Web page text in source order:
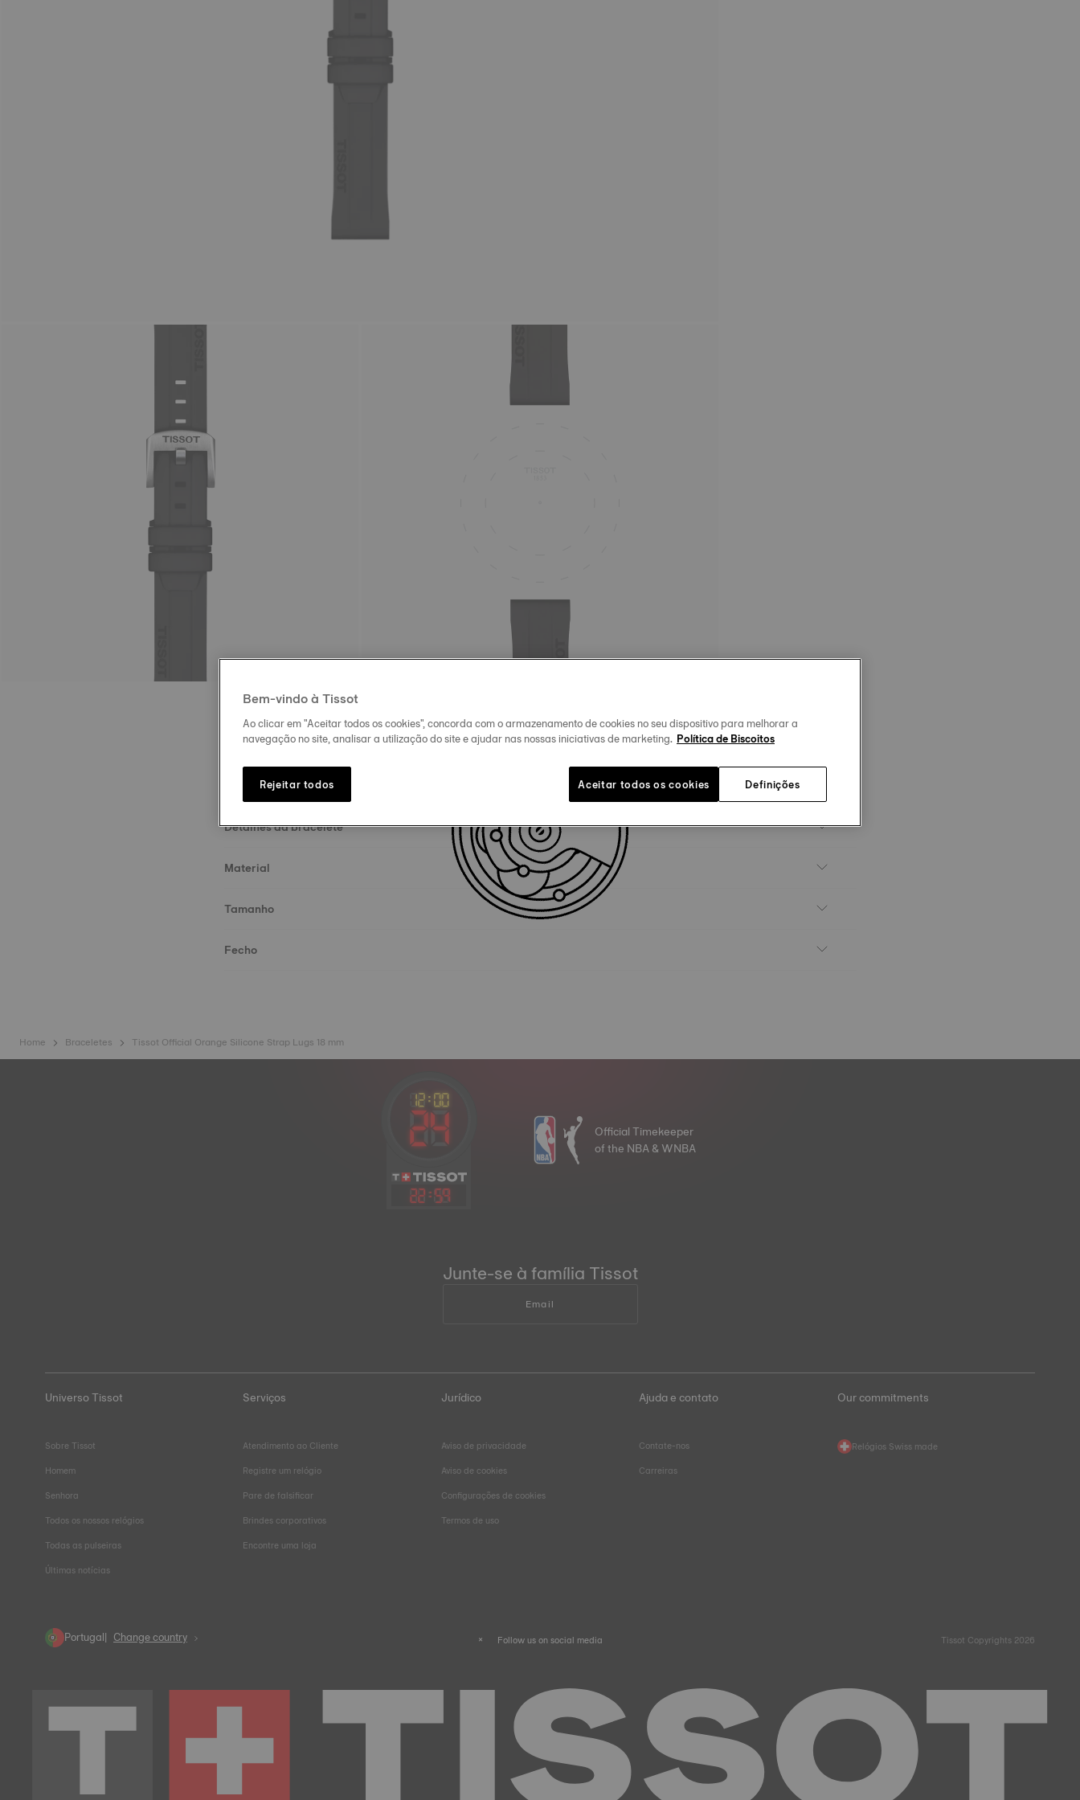
Especificidades técnicas
Detalhes da bracelete
Material
Tamanho
Fecho
Home Braceletes Tissot Official Orange Silicone Strap Lugs 18 mm
22:59
Official Timekeeper
of the NBA & WNBA
Junte-se à família Tissot
Email
Universo Tissot
Sobre Tissot
Homem
Senhora
Todos os nossos relógios
Todas as pulseiras
Últimas notícias
Serviços
Atendimento ao Cliente
Registre um relógio
Pare de falsificar
Brindes corporativos
Encontre uma loja
Jurídico
Aviso de privacidade
Aviso de cookies
Configurações de cookies
Termos de uso
Ajuda e contato
Contate-nos
Carreiras
Our commitments
Relógios Swiss made
Portugal Change country Follow us on social media Tissot Copyrights 2026
Bem-vindo à Tissot
Ao clicar em "Aceitar todos os cookies", concorda com o armazenamento de cookies no seu dispositivo para melhorar a
navegação no site, analisar a utilização do site e ajudar nas nossas iniciativas de marketing. Política de Biscoitos
Definições
Rejeitar todos Aceitar todos os cookies